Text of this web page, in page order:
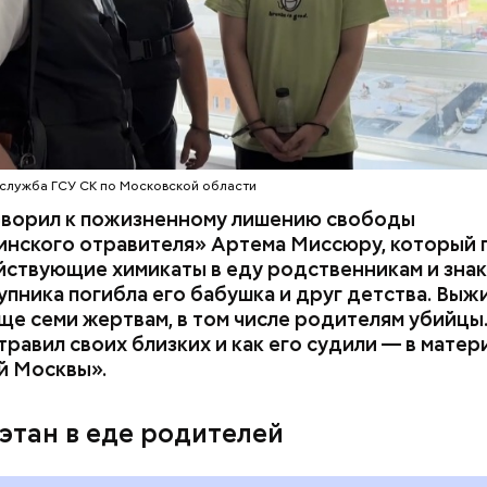
ГСУ СК по Московской области
к пожизненному лишению свободы
отравителя» Артема Миссюру, который
химикаты в еду родственникам и
погибла его бабушка и друг детства.
семи жертвам, в том числе родителям
своих близких и как его судили — в
Москвы».
в еде родителей
факту СК возбудилуголовное делопо двум
и «Незаконный оборот оружия». Расследование
делавзял на контроль